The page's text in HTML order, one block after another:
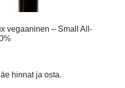
vegaaninen – Small All-
hinnat ja osta.